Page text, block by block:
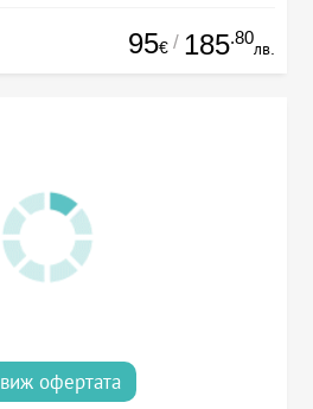
95€ / 185.80
лв.
виж офертата